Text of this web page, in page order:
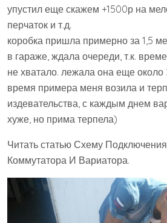
упустил еще скажем +1500р на
перчаток и т.д.
коробка пришла примерно за 1,5
в гараже, ждала очереди, т.к.
не хватало. лежала она еще около
время примера меня возила и
издевательства, с каждым днем
хуже, но прима терпела)
Читать статью Схему
Коммутатора И Вариатора.